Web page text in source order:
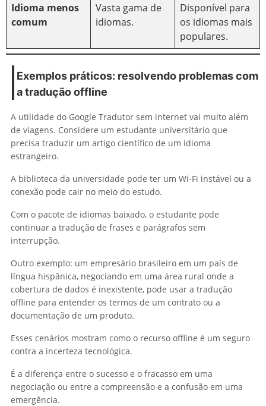
Idioma menos
comum
Vasta gama de
idiomas.
Disponível para
os idiomas mais
populares.
Exemplos práticos: resolvendo problemas com
a tradução offline
A utilidade do Google Tradutor sem internet vai muito além
de viagens. Considere um estudante universitário que
precisa traduzir um artigo científico de um idioma
estrangeiro.
A biblioteca da universidade pode ter um Wi-Fi instável ou a
conexão pode cair no meio do estudo.
Com o pacote de idiomas baixado, o estudante pode
continuar a tradução de frases e parágrafos sem
interrupção.
Outro exemplo: um empresário brasileiro em um país de
língua hispânica, negociando em uma área rural onde a
cobertura de dados é inexistente, pode usar a tradução
offline para entender os termos de um contrato ou a
documentação de um produto.
Esses cenários mostram como o recurso offline é um seguro
contra a incerteza tecnológica.
É a diferença entre o sucesso e o fracasso em uma
negociação ou entre a compreensão e a confusão em uma
emergência.